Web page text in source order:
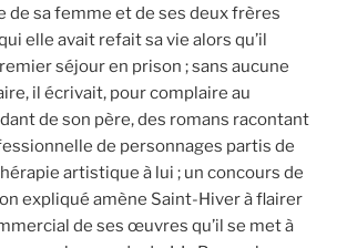
de sa femme et de ses deux frères
elle avait refait sa vie alors qu’il
séjour en prison ; sans aucune
il écrivait, pour complaire au
de son père, des romans racontant
de personnages partis de
artistique à lui ; un concours de
expliqué amène Saint-Hiver à flairer
de ses œuvres qu’il se met à